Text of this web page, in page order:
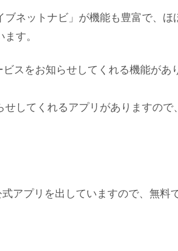
ネットナビ」が機能も豊富で、ほ
す。
スをお知らせしてくれる機能があ
せしてくれるアプリがありますので
アプリを出していますので、無料